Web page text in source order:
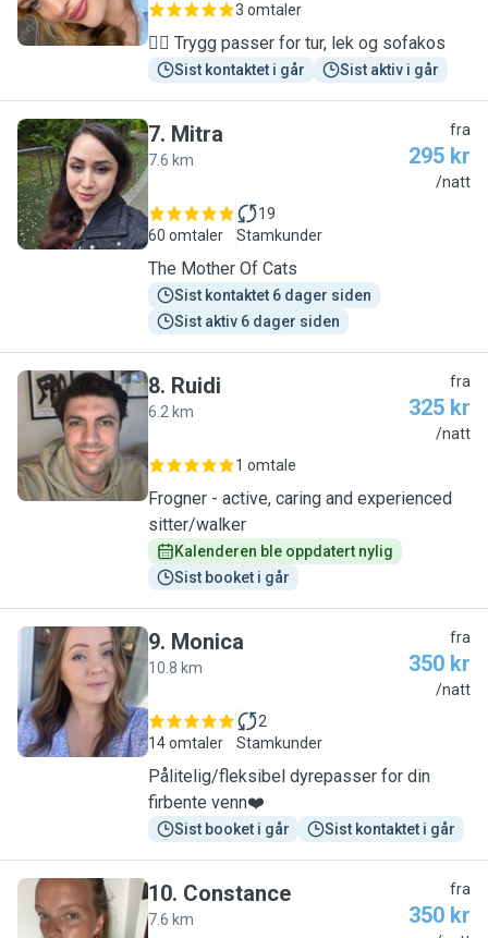
3 omtaler
🐕‍🦺 Trygg passer for tur, lek og sofakos
Sist kontaktet i går Sist aktiv i går
M
7. Mitra
7.6 km
fra
295 kr
/natt
60 omtaler
19
Stamkunder
The Mother Of Cats
Sist kontaktet 6 dager siden
Sist aktiv 6 dager siden
R
8. Ruidi
6.2 km
fra
325 kr
/natt
1 omtale
Frogner - active, caring and experienced
sitter/walker
Kalenderen ble oppdatert nylig
Sist booket i går
M
9. Monica
10.8 km
fra
350 kr
/natt
14 omtaler
2
Stamkunder
Pålitelig/fleksibel dyrepasser for din
firbente venn❤️
Sist booket i går Sist kontaktet i går
10. Constance
7.6 km
fra
350 kr